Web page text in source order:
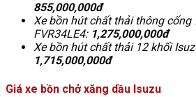
855,000,000đ
Xe bồn hút chất thải thông cống
FVR34LE4: 1,275,000,000đ
Xe bồn hút chất thải 12 khối
1,715,000,000đ
Giá xe bồn chở xăng dầu Isuzu